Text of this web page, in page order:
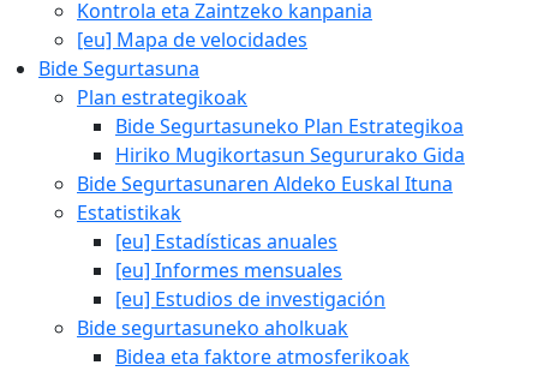
Kontrola eta Zaintzeko kanpania
[eu] Mapa de velocidades
Bide Segurtasuna
Plan estrategikoak
Bide Segurtasuneko Plan Estrategikoa
Hiriko Mugikortasun Segururako Gida
Bide Segurtasunaren Aldeko Euskal Ituna
Estatistikak
[eu] Estadísticas anuales
[eu] Informes mensuales
[eu] Estudios de investigación
Bide segurtasuneko aholkuak
Bidea eta faktore atmosferikoak